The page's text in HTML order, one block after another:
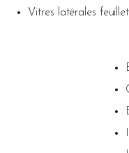
Vitres latérales